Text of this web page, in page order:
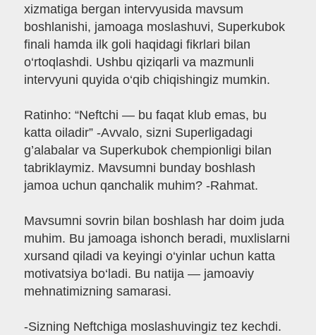
xizmatiga bergan intervyusida mavsum
boshlanishi, jamoaga moslashuvi, Superkubok
finali hamda ilk goli haqidagi fikrlari bilan
o‘rtoqlashdi. Ushbu qiziqarli va mazmunli
intervyuni quyida o‘qib chiqishingiz mumkin.
Ratinho: “Neftchi — bu faqat klub emas, bu
katta oiladir” -Avvalo, sizni Superligadagi
g’alabalar va Superkubok chempionligi bilan
tabriklaymiz. Mavsumni bunday boshlash
jamoa uchun qanchalik muhim? -Rahmat.
Mavsumni sovrin bilan boshlash har doim juda
muhim. Bu jamoaga ishonch beradi, muxlislarni
xursand qiladi va keyingi o‘yinlar uchun katta
motivatsiya bo‘ladi. Bu natija — jamoaviy
mehnatimizning samarasi.
-Sizning Neftchiga moslashuvingiz tez kechdi.